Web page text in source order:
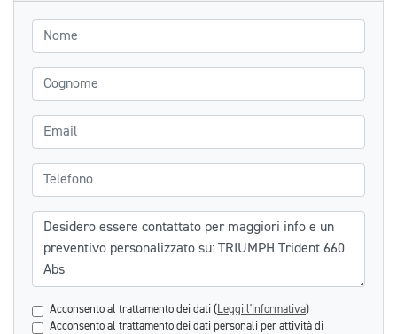
Nome
Cognome
Email
Telefono
Messaggio
Acconsento al trattamento dei dati ( Leggi l'informativa)
Acconsento al trattamento dei dati personali per attività di